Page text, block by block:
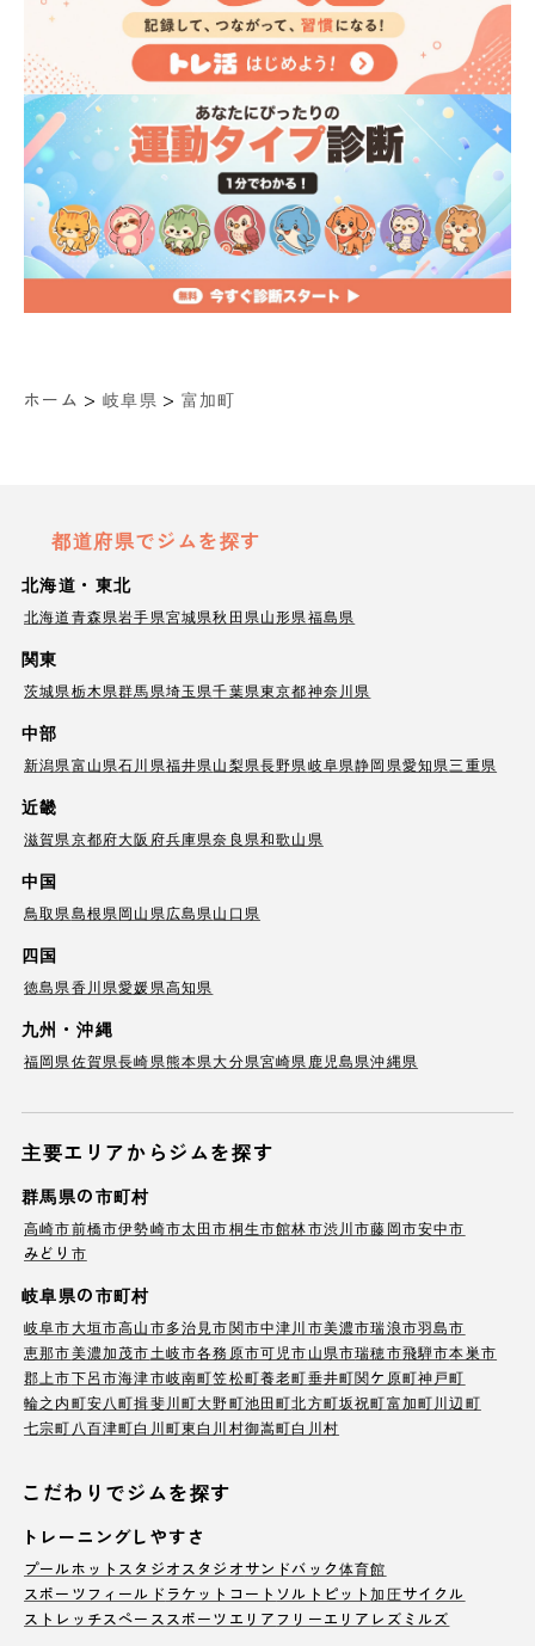
ホーム > 岐阜県 > 富加町
都道府県でジムを探す
北海道・東北
北海道青森県岩手県宮城県秋田県山形県福島県
関東
茨城県栃木県群馬県埼玉県千葉県東京都神奈川県
中部
新潟県富山県石川県福井県山梨県長野県岐阜県静岡県愛知県三重県
近畿
滋賀県京都府大阪府兵庫県奈良県和歌山県
中国
鳥取県島根県岡山県広島県山口県
四国
徳島県香川県愛媛県高知県
九州・沖縄
福岡県佐賀県長崎県熊本県大分県宮崎県 鹿児島県沖縄県
主要エリアからジムを探す
群馬県の市町村
高崎市前橋市伊勢崎市太田市桐生市館林市渋川市藤岡市安中市
みどり市
岐阜県の市町村
岐阜市大垣市高山市多治見市関市中津川市美濃市瑞浪市羽島市
恵那市美濃加茂市土岐市各務原市可児市山県市瑞穂市飛騨市本巣市
郡上市下呂市海津市岐南町笠松町養老町垂井町関ケ原町神戸町
輪之内町安八町揖斐川町大野町池田町北方町坂祝町富加町川辺町
七宗町 八百津町白川町東白川村御嵩町白川村
こだわりでジムを探す
トレーニングしやすさ
プールホットスタジオ スタジオサンドバック体育館
スポーツフィールド ラケットコート ソルトピット加圧サイクル
ストレッチスペース スポーツエリア フリーエリア レズミルズ